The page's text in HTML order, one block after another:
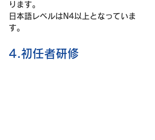
ります。
日本語レベルはN4以上となっていま
す。
4.初任者研修